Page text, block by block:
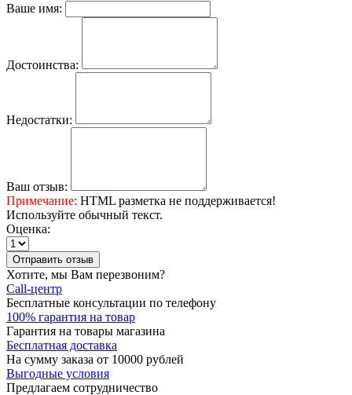
Ваше имя:
Достоинства:
Недостатки:
Ваш отзыв:
Примечание: HTML разметка не поддерживается!
Используйте обычный текст.
Оценка:
Отправить отзыв
Хотите, мы Вам перезвоним?
Call-центр
Бесплатные консультации по телефону
100% гарантия на товар
Гарантия на товары магазина
Бесплатная доставка
На сумму заказа от 10000 рублей
Выгодные условия
Предлагаем сотрудничество